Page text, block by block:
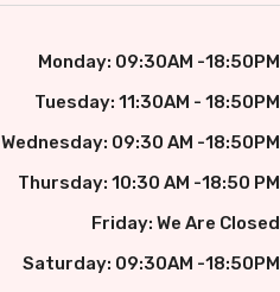
Monday: 09:30AM -18:50PM
Tuesday: 11:30AM - 18:50PM
Wednesday: 09:30 AM -18:50PM
Thursday: 10:30 AM -18:50 PM
Friday: We Are Closed
Saturday: 09:30AM -18:50PM